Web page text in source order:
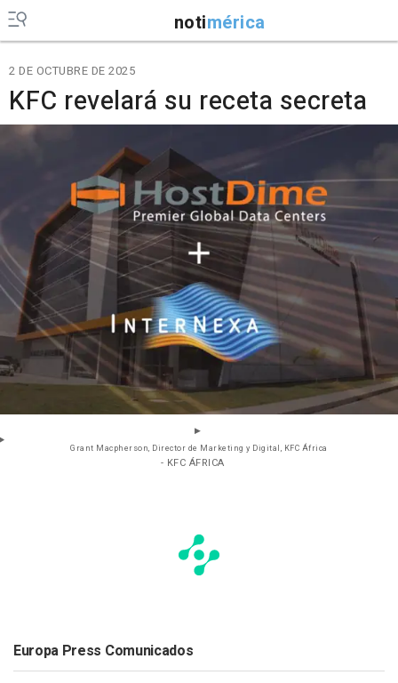
notimérica
2 DE OCTUBRE DE 2025
KFC revelará su receta secreta
Grant Macpherson, Director de Marketing y Digital, KFC África
- KFC ÁFRICA
Europa Press Comunicados